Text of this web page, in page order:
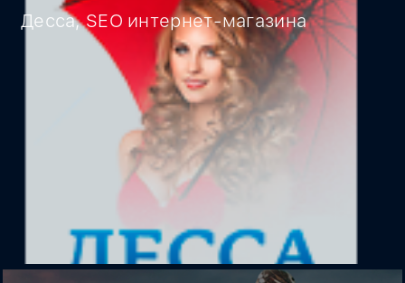
Десса, SEO интернет-магазина